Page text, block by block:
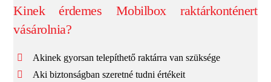
Kinek érdemes Mobilbox raktárkonténert
vásárolnia?
Akinek gyorsan telepíthető raktárra van szüksége
Aki biztonságban szeretné tudni értékeit